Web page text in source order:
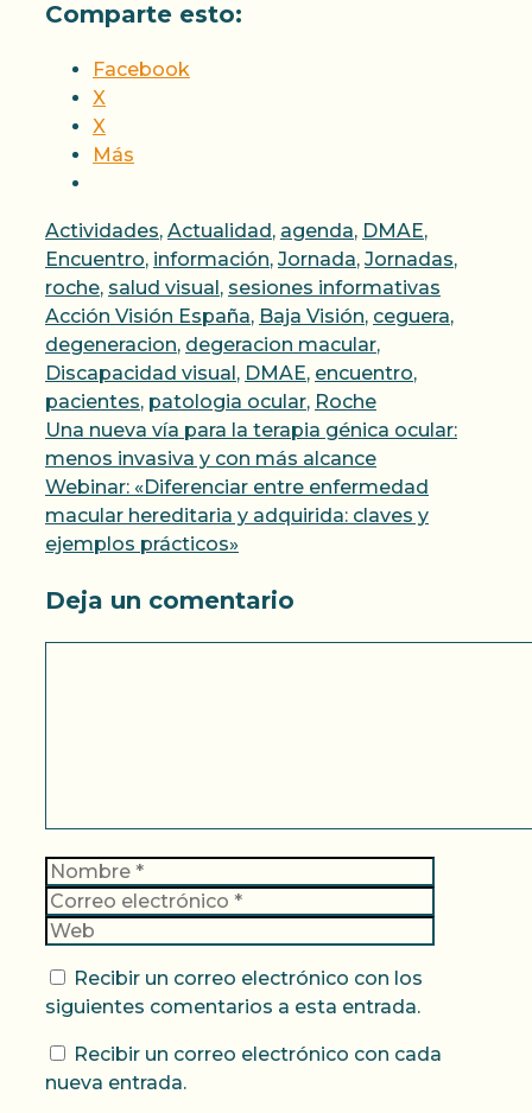
Comparte esto:
Facebook
X
X
Más
Categorías
Actividades, Actualidad, agenda, DMAE,
Encuentro, información, Jornada, Jornadas,
roche, salud visual, sesiones informativas
Acción Visión España, Baja Visión, ceguera,
degeneracion, degeracion macular,
Discapacidad visual, DMAE, encuentro,
pacientes, patologia ocular, Roche
Una nueva vía para la terapia génica ocular:
menos invasiva y con más alcance
Webinar: «Diferenciar entre enfermedad
macular hereditaria y adquirida: claves y
ejemplos prácticos»
Deja un comentario
Nombre
Recibir un correo electrónico con los
siguientes comentarios a esta entrada.
Recibir un correo electrónico con cada
nueva entrada.